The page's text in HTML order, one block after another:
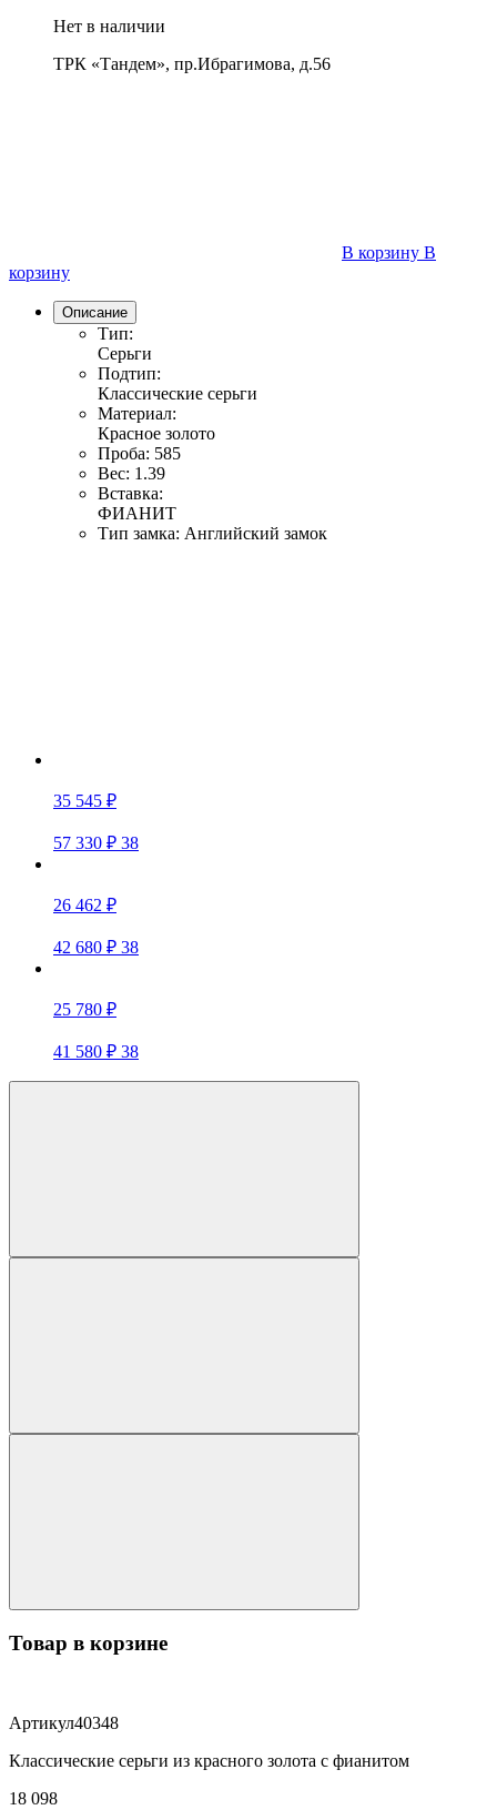
Нет в наличии
ТРК «Тандем», пр.Ибрагимова, д.56
В корзину В
корзину
Описание
Тип:
Серьги
Подтип:
Классические серьги
Материал:
Красное золото
Проба: 585
Вес: 1.39
Вставка:
ФИАНИТ
Тип замка: Английский замок
35 545 ₽
57 330 ₽ 38
26 462 ₽
42 680 ₽ 38
25 780 ₽
41 580 ₽ 38
Товар в корзине
Артикул40348
Классические серьги из красного золота с фианитом
18 098